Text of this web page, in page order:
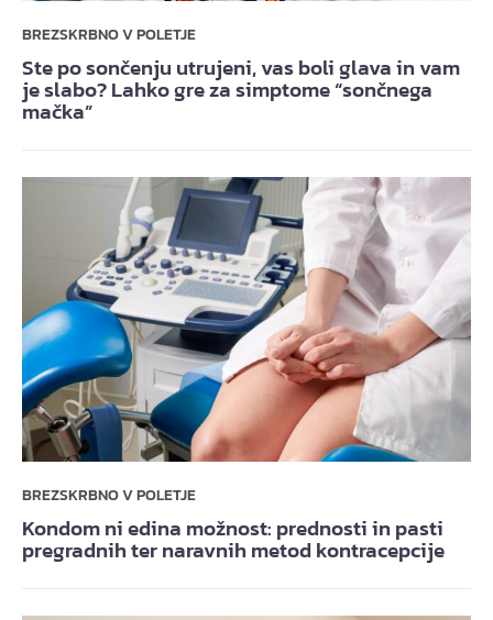
BREZSKRBNO V POLETJE
Ste po sončenju utrujeni, vas boli glava in vam
je slabo? Lahko gre za simptome “sončnega
mačka”
BREZSKRBNO V POLETJE
Kondom ni edina možnost: prednosti in pasti
pregradnih ter naravnih metod kontracepcije